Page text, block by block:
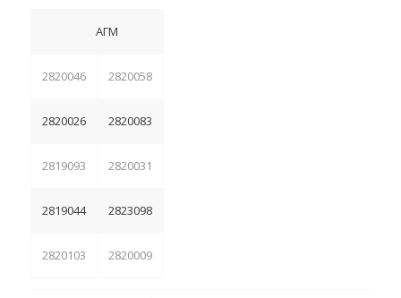
ΑΓΜ
2820046 2820058
2820026 2820083
2819093 2820031
2819044 2823098
2820103 2820009